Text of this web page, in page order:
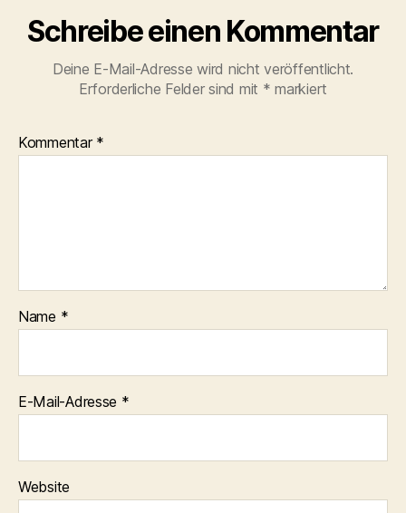
Schreibe einen Kommentar
Deine E-Mail-Adresse wird nicht veröffentlicht.
Erforderliche Felder sind mit * markiert
Kommentar *
Name *
E-Mail-Adresse *
Website